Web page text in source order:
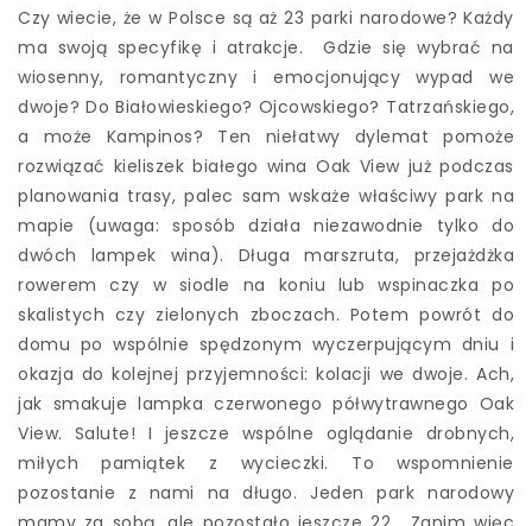
Czy wiecie, że w Polsce są aż 23 parki narodowe? Każdy
ma swoją specyfikę i atrakcje. Gdzie się wybrać na
wiosenny, romantyczny i emocjonujący wypad we
dwoje? Do Białowieskiego? Ojcowskiego? Tatrzańskiego,
a może Kampinos? Ten niełatwy dylemat pomoże
rozwiązać kieliszek białego wina Oak View już podczas
planowania trasy, palec sam wskaże właściwy park na
mapie (uwaga: sposób działa niezawodnie tylko do
dwóch lampek wina). Długa marszruta, przejażdżka
rowerem czy w siodle na koniu lub wspinaczka po
skalistych czy zielonych zboczach. Potem powrót do
domu po wspólnie spędzonym wyczerpującym dniu i
okazja do kolejnej przyjemności: kolacji we dwoje. Ach,
jak smakuje lampka czerwonego półwytrawnego Oak
View. Salute! I jeszcze wspólne oglądanie drobnych,
miłych pamiątek z wycieczki. To wspomnienie
pozostanie z nami na długo. Jeden park narodowy